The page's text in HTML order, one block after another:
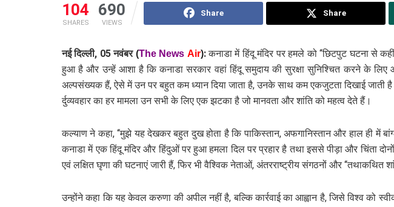
104
SHARES
690
VIEWS
Share Share
नई दिल्ली, 05 नवंबर (The News Air):कनाडा में हिंदू मंदिर पर हमले को ‘‘छिटपुट घटना से
हुआ है और उन्हें आशा है कि कनाडा सरकार वहां हिंदू समुदाय की सुरक्षा सुनिश्चित करने के लिए
अल्पसंख्यक हैं, ऐसे में उन पर बहुत कम ध्यान दिया जाता है, उनके साथ कम एकजुटता दिखाई
र्दुव्‍यवहार का हर मामला उन सभी के लिए एक झटका है जो मानवता और शांति को महत्व देते हैं।
कल्याण ने कहा, ‘‘मुझे यह देखकर बहुत दुख होता है कि पाकिस्तान, अफगानिस्तान और हाल ही में
कनाडा में एक हिंदू मंदिर और हिंदुओं पर हुआ हमला दिल पर प्रहार है तथा इससे पीड़ा और चिंता
एवं लक्षित घृणा की घटनाएं जारी हैं, फिर भी वैश्विक नेताओं, अंतरराष्ट्रीय संगठनों और ‘‘तथाकथित
उन्होंने कहा कि यह केवल करुणा की अपील नहीं है, बल्कि कार्रवाई का आह्वान है, जिसे विश्व को